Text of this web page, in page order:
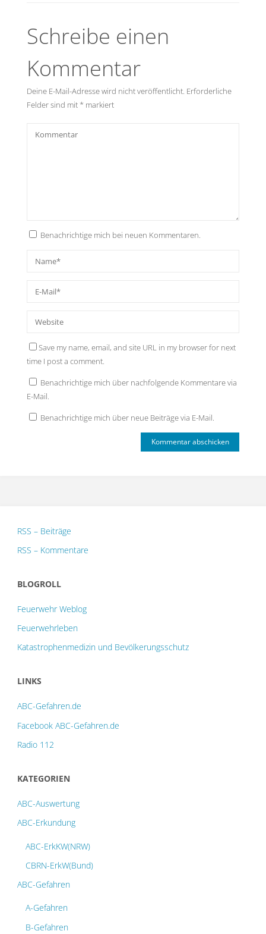
Schreibe einen
Kommentar
Deine E-Mail-Adresse wird nicht veröffentlicht. Erforderliche
Felder sind mit * markiert
Benachrichtige mich bei neuen Kommentaren.
Save my name, email, and site URL in my browser for next
time I post a comment.
Benachrichtige mich über nachfolgende Kommentare via
E-Mail.
Benachrichtige mich über neue Beiträge via E-Mail.
RSS – Beiträge
RSS – Kommentare
BLOGROLL
Feuerwehr Weblog
Feuerwehrleben
Katastrophenmedizin und Bevölkerungsschutz
LINKS
ABC-Gefahren.de
Facebook ABC-Gefahren.de
Radio 112
KATEGORIEN
ABC-Auswertung
ABC-Erkundung
ABC-ErkKW(NRW)
CBRN-ErkW(Bund)
ABC-Gefahren
A-Gefahren
B-Gefahren